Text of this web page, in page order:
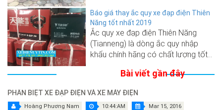
Báo giá thay ắc quy xe đạp điện Thiên
Năng tốt nhất 2019
Ắc quy xe đạp điện Thiên Năng
(Tianneng) là dòng ắc quy nhập
khẩu chính hãng có chất lượng tốt...
Bài viết gần đây
PHÂN BIỆT XE ĐẠP ĐIỆN VÀ XE MÁY ĐIỆN
Hoàng Phương Nam 10:44:AM Mar 15, 2016